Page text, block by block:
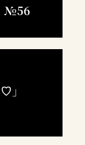
№56
♡」